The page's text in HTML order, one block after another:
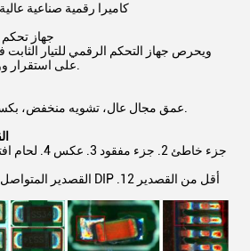
كاميرا رقمية صناعية
جهاز تحكم
ويحرص جهاز التحكم الرقمي للتيار الثابت
على استقرار ووحدة سطوع مصدر الضوء.
عمق مجال عال، تشويه منخفض، بكسل كامل، تصميم دقة ثابتة.